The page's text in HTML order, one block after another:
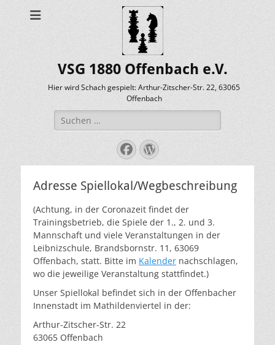
VSG 1880 Offenbach e.V.
Hier wird Schach gespielt: Arthur-Zitscher-Str. 22, 63065
Offenbach
Suche
nach:
Facebook
WordPress
Adresse Spiellokal/Wegbeschreibung
(Achtung, in der Coronazeit findet der
Trainingsbetrieb, die Spiele der 1., 2. und 3.
Mannschaft und viele Veranstaltungen in der
Leibnizschule, Brandsbornstr. 11, 63069
Offenbach, statt. Bitte im Kalender nachschlagen,
wo die jeweilige Veranstaltung stattfindet.)
Unser Spiellokal befindet sich in der Offenbacher
Innenstadt im Mathildenviertel in der:
Arthur-Zitscher-Str. 22
63065 Offenbach